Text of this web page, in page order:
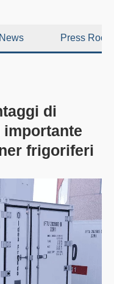
News Press Room
di
frigoriferi